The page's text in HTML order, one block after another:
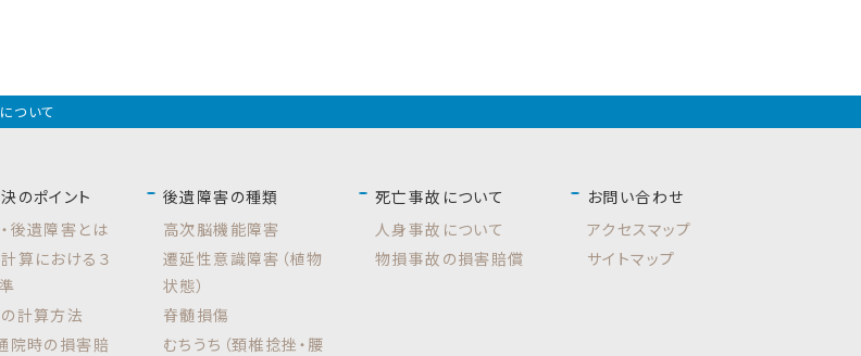
ついて
のポイント
後遺障害とは
算における３
計算方法
院時の損害賠
後遺障害の種類
高次脳機能障害
遷延性意識障害（植物
状態）
脊髄損傷
むちうち（頚椎捻挫・腰
死亡事故について
人身事故について
物損事故の損害賠償
お問い合わせ
アクセスマップ
サイトマップ